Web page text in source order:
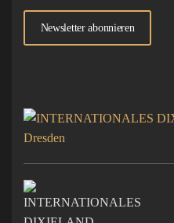
Newsletter abonnieren